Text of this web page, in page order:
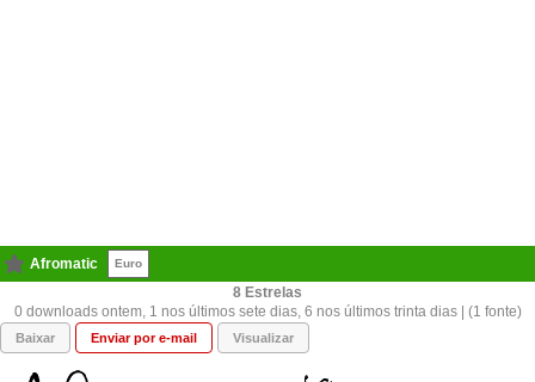
Afromatic Euro
8
0 downloads ontem, 1 nos últimos sete dias, 6 nos últimos trinta dias | (1 fonte)
Baixar Enviar por e-mail Visualizar